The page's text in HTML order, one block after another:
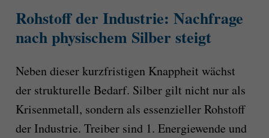
Rohstoff der Industrie: Nachfrage
nach physischem Silber steigt
Neben dieser kurzfristigen Knappheit wächst
der strukturelle Bedarf. Silber gilt nicht nur als
Krisenmetall, sondern als essenzieller Rohstoff
der Industrie. Treiber sind 1. Energiewende und